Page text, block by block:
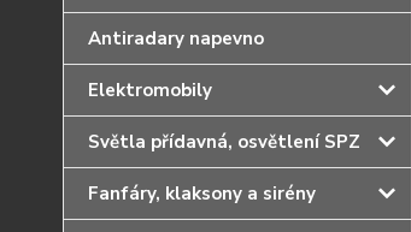
Antiradary napevno
Elektromobily
Světla přídavná, osvětlení SPZ
Fanfáry, klaksony a sirény